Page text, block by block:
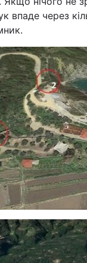
впаде через